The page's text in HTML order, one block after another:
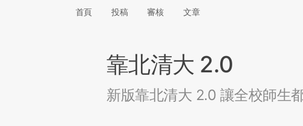
首頁 投稿 審核 文章
靠北清大 2.0
新版靠北清大 2.0 讓全校師生